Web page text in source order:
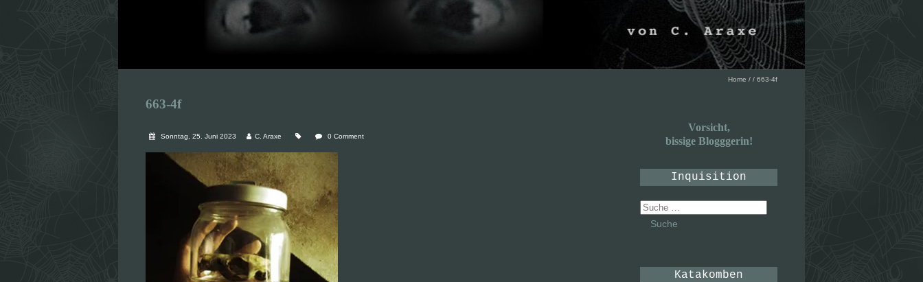
Home / / 663-4f
663-4f
Sonntag, 25. Juni 2023 C. Araxe 0 Comment
Vorsicht,
bissige Blogggerin!
Inquisition
Suche
nach:
Katakomben